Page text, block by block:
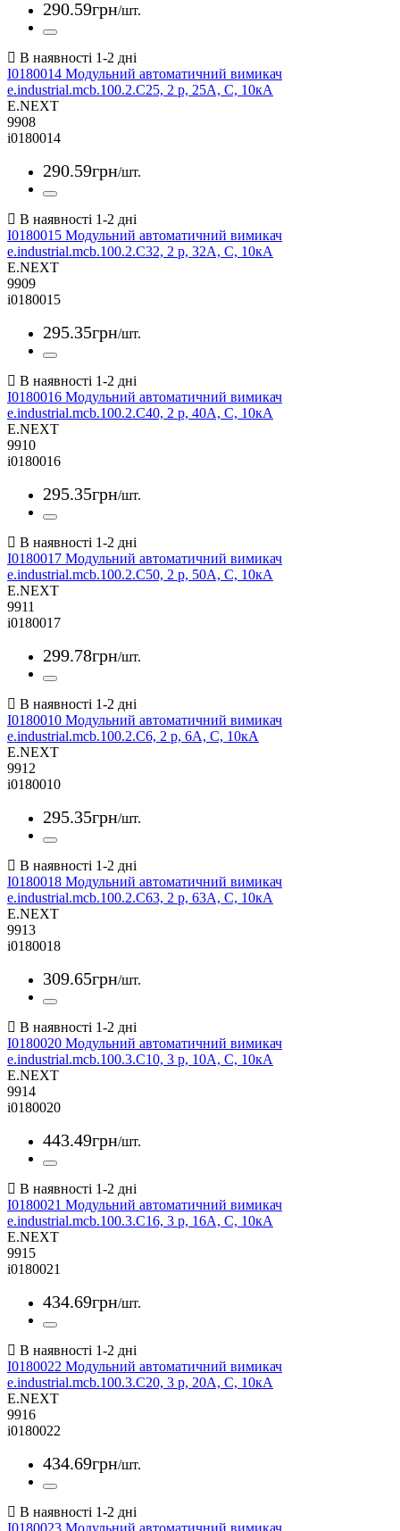
290.59грн/шт.
I0180014 Модульний автоматичний вимикач
e.industrial.mcb.100.2.C25, 2 р, 25А, C, 10кА
E.NEXT
9908
i0180014
290.59грн/шт.
I0180015 Модульний автоматичний вимикач
e.industrial.mcb.100.2.C32, 2 р, 32А, C, 10кА
E.NEXT
9909
i0180015
295.35грн/шт.
I0180016 Модульний автоматичний вимикач
e.industrial.mcb.100.2.C40, 2 р, 40А, C, 10кА
E.NEXT
9910
i0180016
295.35грн/шт.
I0180017 Модульний автоматичний вимикач
e.industrial.mcb.100.2.C50, 2 р, 50А, C, 10кА
E.NEXT
9911
i0180017
299.78грн/шт.
I0180010 Модульний автоматичний вимикач
e.industrial.mcb.100.2.C6, 2 р, 6А, C, 10кА
E.NEXT
9912
i0180010
295.35грн/шт.
I0180018 Модульний автоматичний вимикач
e.industrial.mcb.100.2.C63, 2 р, 63А, C, 10кА
E.NEXT
9913
i0180018
309.65грн/шт.
I0180020 Модульний автоматичний вимикач
e.industrial.mcb.100.3.C10, 3 р, 10А, C, 10кА
E.NEXT
9914
i0180020
443.49грн/шт.
I0180021 Модульний автоматичний вимикач
e.industrial.mcb.100.3.C16, 3 р, 16А, C, 10кА
E.NEXT
9915
i0180021
434.69грн/шт.
I0180022 Модульний автоматичний вимикач
e.industrial.mcb.100.3.C20, 3 р, 20А, C, 10кА
E.NEXT
9916
i0180022
434.69грн/шт.
I0180023 Модульний автоматичний вимикач